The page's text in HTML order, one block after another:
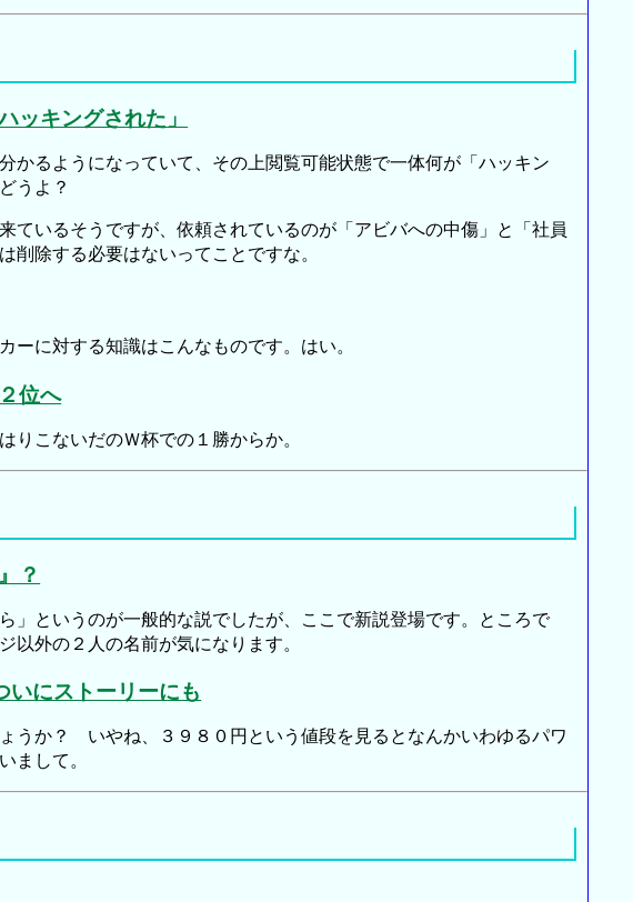
ッキングされた」
るようになっていて、その上閲覧可能状態で一体何が「ハッキン
うよ？
いるそうですが、依頼されているのが「アビバへの中傷」と「社員
削除する必要はないってことですな。
に対する知識はこんなものです。はい。
位へ
こないだのＷ杯での１勝からか。
？
というのが一般的な説でしたが、ここで新説登場です。ところで
以外の２人の名前が気になります。
いにストーリーにも
うか？ いやね、３９８０円という値段を見るとなんかいわゆるパワ
まして。